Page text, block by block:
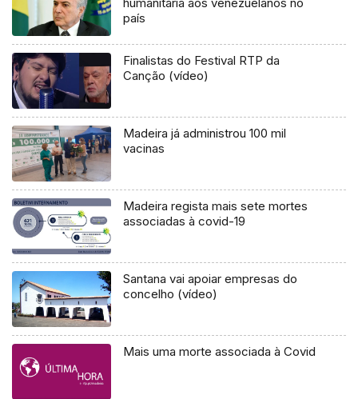
país
Finalistas do Festival RTP da
Canção (vídeo)
Madeira já administrou 100 mil
vacinas
Madeira regista mais sete mortes
associadas à covid-19
Santana vai apoiar empresas do
concelho (vídeo)
Mais uma morte associada à Covid